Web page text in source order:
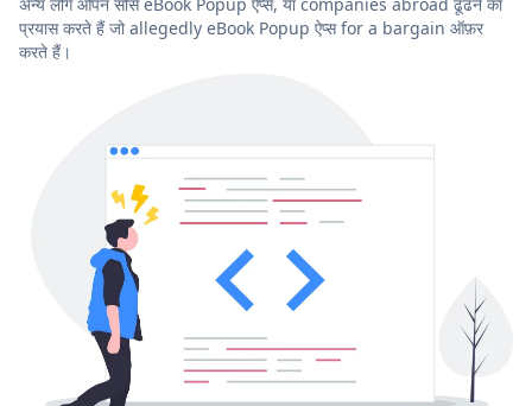
प्रयास करते हैं जो allegedly eBook Popup ऐप्स for a bargain ऑफ़र
करते हैं।